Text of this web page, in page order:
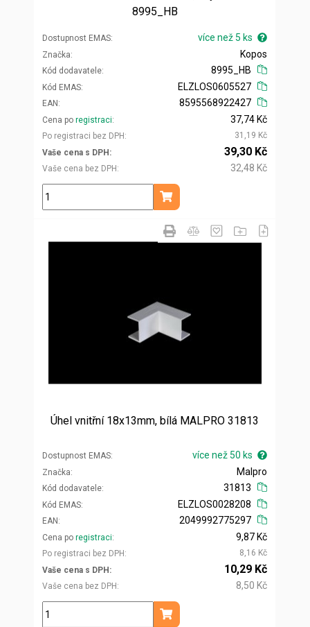
8995_HB
Dostupnost EMAS více než 5 ks
Značka
Kód dodavatele
Kopos
8995_HB
Kód EMAS
EAN
ELZLOS0605527
8595568922427
Cena po registraci
Po registraci bez DPH
37,74 Kč
31,19 Kč
Vaše cena s DPH
Vaše cena bez DPH
39,30 Kč
32,48 Kč
ks
Přidat do košíku
Úhel vnitřní 18x13mm, bílá MALPRO 31813
Dostupnost EMAS více než 50 ks
Značka
Kód dodavatele
Malpro
31813
Kód EMAS
EAN
ELZLOS0028208
2049992775297
Cena po registraci
Po registraci bez DPH
9,87 Kč
8,16 Kč
Vaše cena s DPH
Vaše cena bez DPH
10,29 Kč
8,50 Kč
ks
Přidat do košíku